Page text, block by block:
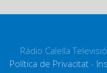
Ràdio Calella
Política de Privacitat -